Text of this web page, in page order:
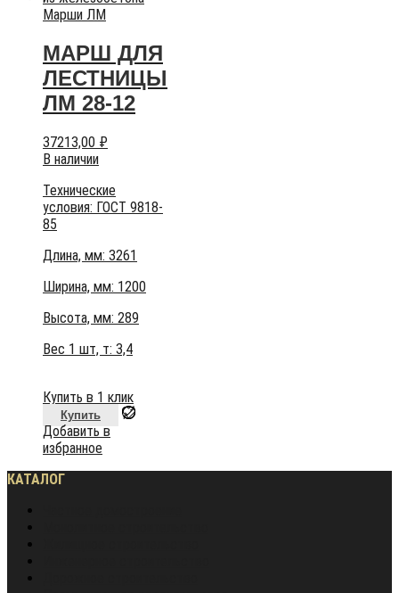
Марши ЛМ
МАРШ ДЛЯ
ЛЕСТНИЦЫ
ЛМ 28-12
37213,00 ₽
В наличии
Технические
условия: ГОСТ 9818-
85
Длина, мм: 3261
Ширина, мм: 1200
Высота, мм: 289
Вес 1 шт, т: 3,4
Купить в 1 клик
Купить
Добавить в
избранное
КАТАЛОГ